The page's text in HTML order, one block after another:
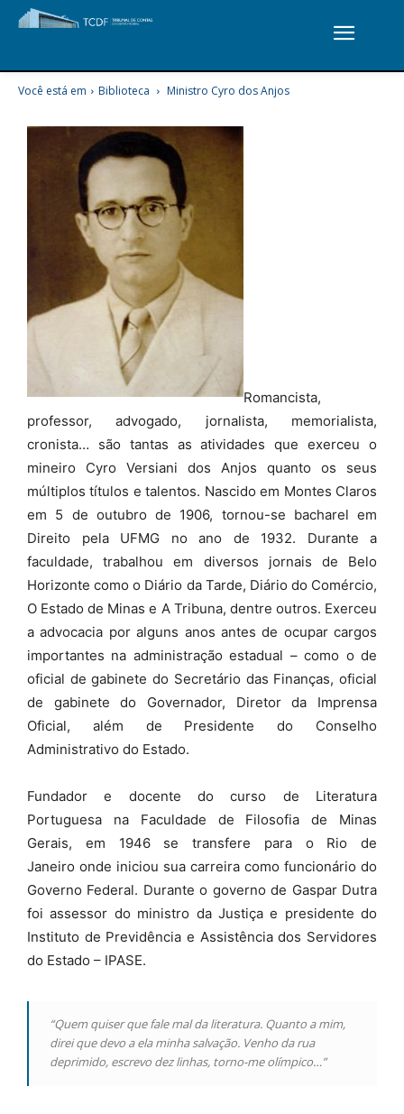
Você está em Biblioteca Ministro Cyro dos Anjos
Romancista,
professor, advogado, jornalista, memorialista,
cronista… são tantas as atividades que exerceu o
mineiro Cyro Versiani dos Anjos quanto os seus
múltiplos títulos e talentos. Nascido em Montes Claros
em 5 de outubro de 1906, tornou-se bacharel em
Direito pela UFMG no ano de 1932. Durante a
faculdade, trabalhou em diversos jornais de Belo
Horizonte como o Diário da Tarde, Diário do Comércio,
O Estado de Minas e A Tribuna, dentre outros. Exerceu
a advocacia por alguns anos antes de ocupar cargos
importantes na administração estadual – como o de
oficial de gabinete do Secretário das Finanças, oficial
de gabinete do Governador, Diretor da Imprensa
Oficial, além de Presidente do Conselho
Administrativo do Estado.
Fundador e docente do curso de Literatura
Portuguesa na Faculdade de Filosofia de Minas
Gerais, em 1946 se transfere para o Rio de
Janeiro onde iniciou sua carreira como funcionário do
Governo Federal. Durante o governo de Gaspar Dutra
foi assessor do ministro da Justiça e presidente do
Instituto de Previdência e Assistência dos Servidores
do Estado – IPASE.
“Quem quiser que fale mal da literatura. Quanto a mim,
direi que devo a ela minha salvação. Venho da rua
deprimido, escrevo dez linhas, torno-me olímpico…”